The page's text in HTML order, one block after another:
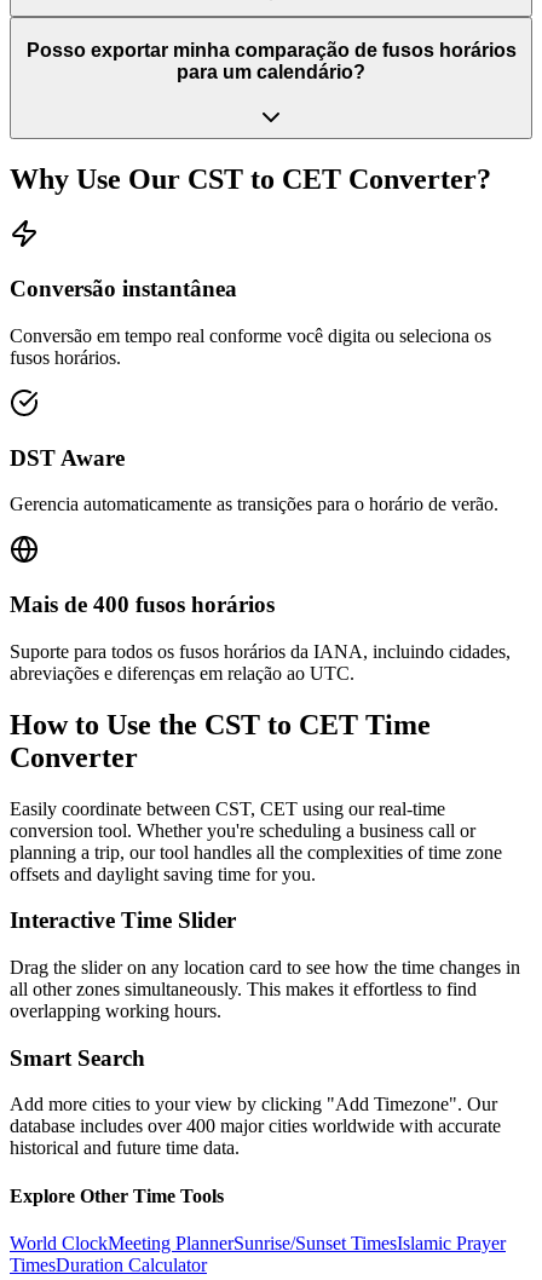
Posso exportar minha comparação de fusos horários
para um calendário?
Why Use Our CST to CET Converter?
Conversão instantânea
Conversão em tempo real conforme você digita ou seleciona os
fusos horários.
DST Aware
Gerencia automaticamente as transições para o horário de verão.
Mais de 400 fusos horários
Suporte para todos os fusos horários da IANA, incluindo cidades,
abreviações e diferenças em relação ao UTC.
How to Use the CST to CET Time
Converter
Easily coordinate between CST, CET using our real-time
conversion tool. Whether you're scheduling a business call or
planning a trip, our tool handles all the complexities of time zone
offsets and daylight saving time for you.
Interactive Time Slider
Drag the slider on any location card to see how the time changes in
all other zones simultaneously. This makes it effortless to find
overlapping working hours.
Smart Search
Add more cities to your view by clicking "Add Timezone". Our
database includes over 400 major cities worldwide with accurate
historical and future time data.
Explore Other Time Tools
World ClockMeeting PlannerSunrise/Sunset TimesIslamic Prayer
TimesDuration Calculator